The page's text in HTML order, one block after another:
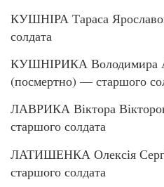
КУШНІРА Тараса
солдата
КУШНІРИКА Володимира
(посмертно) — старшого
ЛАВРИКА Віктора
старшого солдата
ЛАТИШЕНКА Олексія
старшого солдата